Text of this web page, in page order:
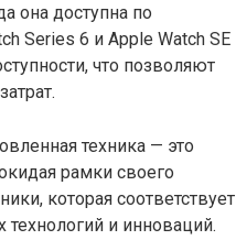
она доступна по
Series 6 и Apple Watch SE
что позволяют
техника — это
рамки своего
которая соответствует
и инноваций.